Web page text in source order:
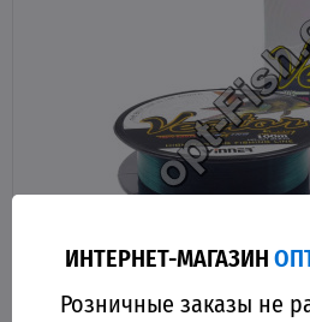
11485
Леска Winner Original Vector
ИНТЕРНЕТ-МАГАЗИН
Розничные заказы не